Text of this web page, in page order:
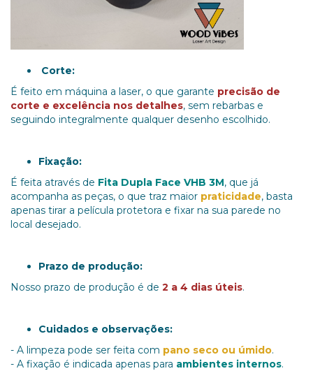
Corte:
É feito em máquina a laser, o que garante precisão de
corte e excelência nos detalhes, sem rebarbas e
seguindo integralmente qualquer desenho escolhido.
Fixação:
É feita através de Fita Dupla Face VHB 3M, que já
acompanha as peças, o que traz maior praticidade, basta
apenas tirar a película protetora e fixar na sua parede no
local desejado.
Prazo de produção:
Nosso prazo de produção é de 2 a 4 dias úteis.
Cuidados e observações:
- A limpeza pode ser feita com pano seco ou úmido.
- A fixação é indicada apenas para ambientes internos.